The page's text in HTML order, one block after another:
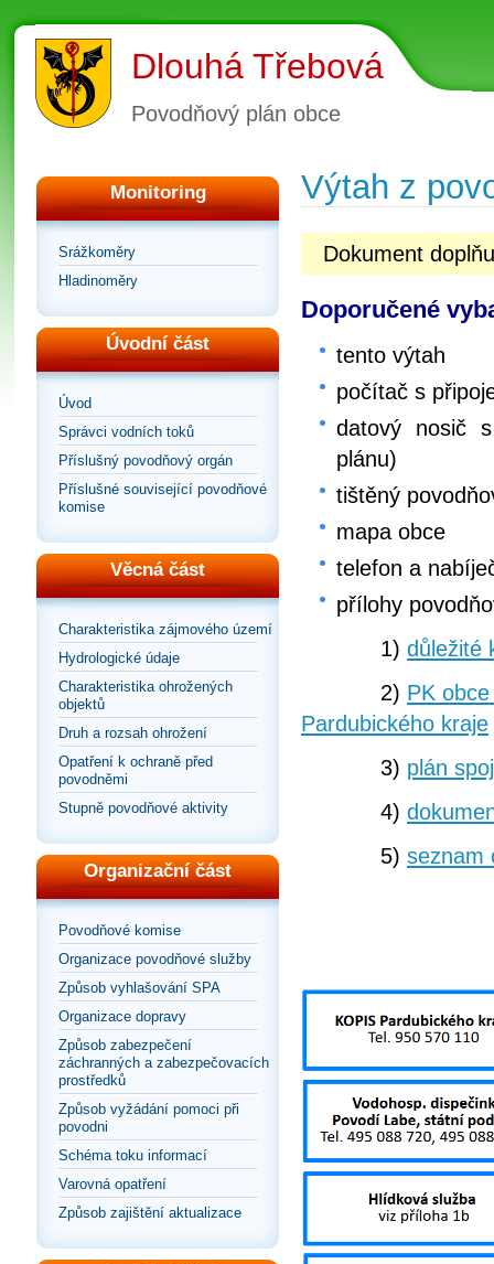
Dlouhá Třebová
Povodňový plán obce
Monitoring
Srážkoměry
Hladinoměry
Úvodní část
Úvod
Správci vodních toků
Příslušný povodňový orgán
Příslušné související povodňové
komise
Věcná část
Charakteristika zájmového území
Hydrologické údaje
Charakteristika ohrožených
objektů
Druh a rozsah ohrožení
Opatření k ochraně před
povodněmi
Stupně povodňové aktivity
Organizační část
Povodňové komise
Organizace povodňové služby
Způsob vyhlašování SPA
Organizace dopravy
Způsob zabezpečení
záchranných a zabezpečovacích
prostředků
Způsob vyžádání pomoci při
povodni
Schéma toku informací
Varovná opatření
Způsob zajištění aktualizace
Výtah z
Dokument
Doporučené
tento výtah
počítač s
datový nosič
plánu)
tištěný
mapa obce
telefon a
přílohy
1) důležité
2) PK
Pardubického kraje
3) plán
4)
5) seznam